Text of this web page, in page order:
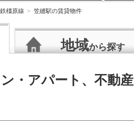
橿原線 笠縫駅の賃貸物件
地域から探す
・アパート、不動産